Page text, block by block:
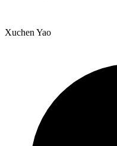
Xuchen Yao